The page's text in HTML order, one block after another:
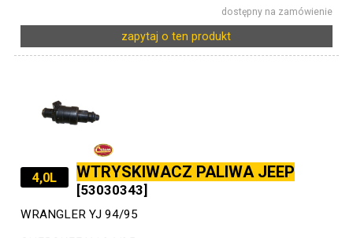
dostępny na zamówienie
zapytaj o ten produkt
WTRYSKIWACZ PALIWA JEEP
4,0L
[53030343]
WRANGLER YJ 94/95